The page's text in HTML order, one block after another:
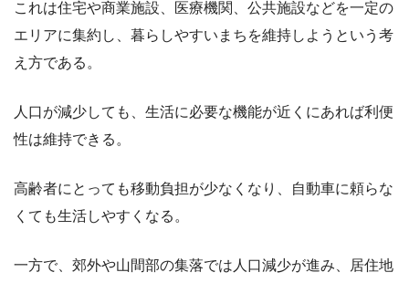
これは住宅や商業施設、医療機関、公共施設などを一定の
エリアに集約し、暮らしやすいまちを維持しようという考
え方である。
人口が減少しても、生活に必要な機能が近くにあれば利便
性は維持できる。
高齢者にとっても移動負担が少なくなり、自動車に頼らな
くても生活しやすくなる。
一方で、郊外や山間部の集落では人口減少が進み、居住地